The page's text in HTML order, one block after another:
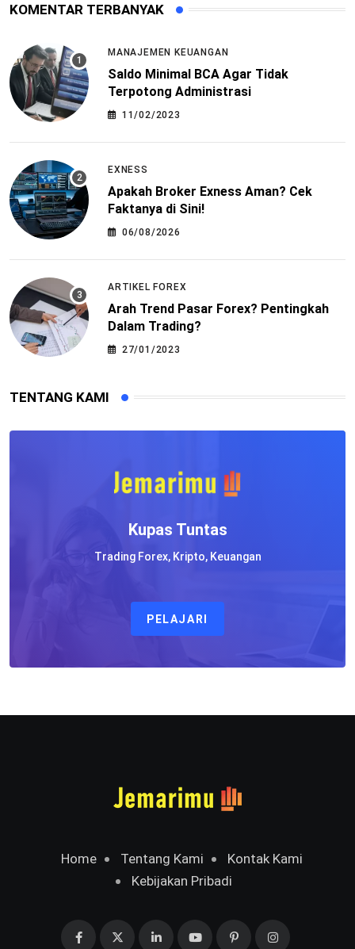
KOMENTAR TERBANYAK
MANAJEMEN KEUANGAN
Saldo Minimal BCA Agar Tidak
Terpotong Administrasi
11/02/2023
EXNESS
Apakah Broker Exness Aman? Cek
Faktanya di Sini!
06/08/2026
ARTIKEL FOREX
Arah Trend Pasar Forex? Pentingkah
Dalam Trading?
27/01/2023
TENTANG KAMI
Kupas Tuntas
Trading Forex, Kripto, Keuangan
PELAJARI
Home Tentang Kami
Kontak Kami
Kebijakan Pribadi